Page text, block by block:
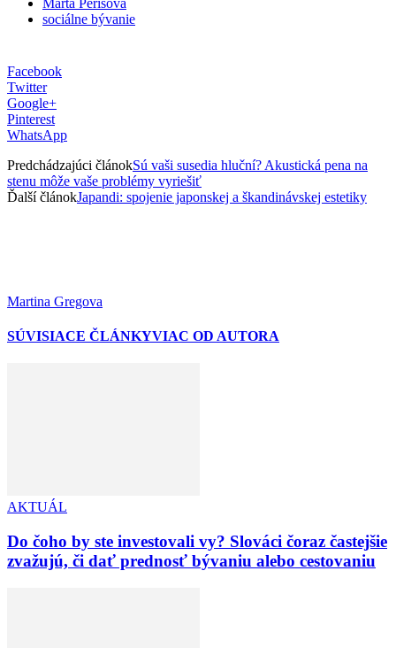
sociálne bývanie
Facebook
Twitter
Google+
Pinterest
WhatsApp
Predchádzajúci článokSú vaši susedia hluční? Akustická pena na
stenu môže vaše problémy vyriešiť
Ďalší článokJapandi: spojenie japonskej a škandinávskej estetiky
Martina Gregova
SÚVISIACE ČLÁNKYVIAC OD AUTORA
AKTUÁL
Do čoho by ste investovali vy? Slováci čoraz častejšie
zvažujú, či dať prednosť bývaniu alebo cestovaniu